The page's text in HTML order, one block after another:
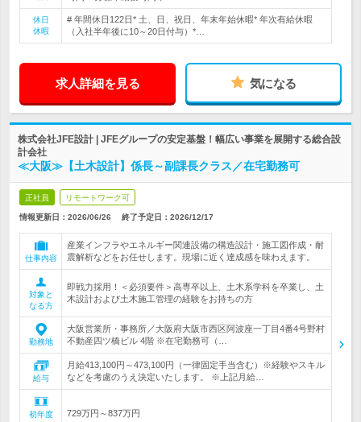
休日
休暇
# 年間休日122日* 土、日、祝日、年末年始休暇* 年次有給休暇
（入社半年後に10～20日付与）*…
求人詳細を見る 気になる
株式会社JFE設計 | JFEグループの安定基盤！幅広い事業を展開する総合設
計会社
≪大阪≫【土木設計】係長～副課長クラス／在宅勤務可
正社員 リモートワーク可
情報更新日：2026/06/26 終了予定日： 2026/12/17
仕事内容
産業インフラやエネルギー関連設備の構造設計・施工図作成・耐
震解析などをお任せします。現場に近く達成感を味わえます。
対象と
なる方
即戦力採用！＜必須要件＞高専卒以上、土木系学科を卒業し、土
木設計および土木施工管理の経験をお持ちの方
勤務地
大阪営業所・事務所／大阪府大阪市西区阿波座一丁目4番4号野村
不動産四ツ橋ビル 4階 ※在宅勤務可（…
給与
月給413,100円～473,100円（一律固定手当含む）※経験やスキル
などを考慮のうえ決定いたします。 ※上記月給…
初年度
729万円～837万円